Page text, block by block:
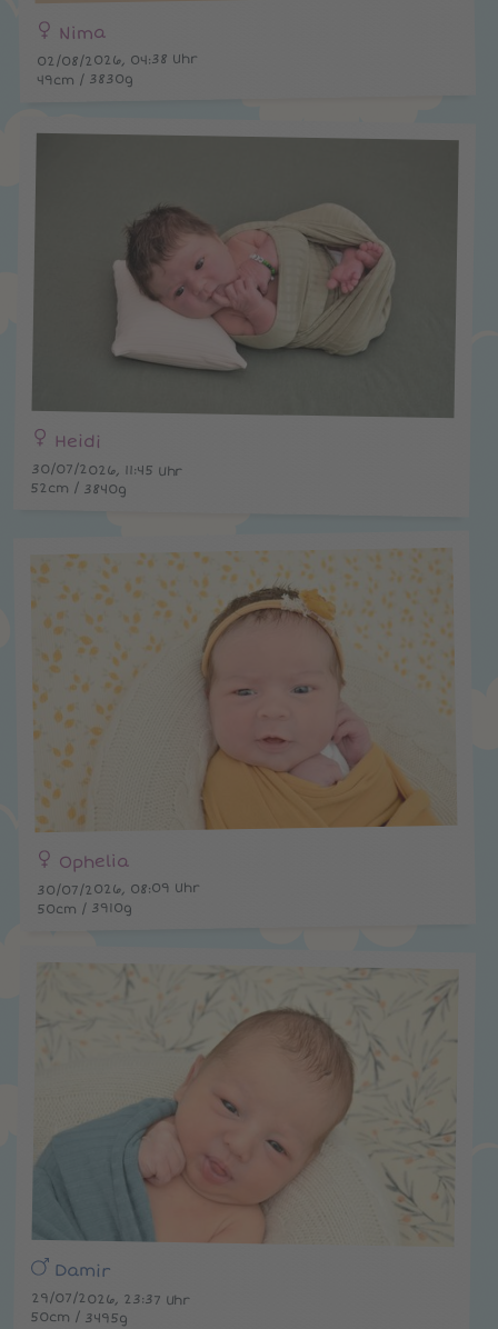
Nima
02/08/2026, 04:38 Uhr
49cm / 3830g
Heidi
30/07/2026, 11:45 Uhr
52cm / 3840g
Ophelia
30/07/2026, 08:09 Uhr
50cm / 3910g
Damir
29/07/2026, 23:37 Uhr
50cm / 3495g